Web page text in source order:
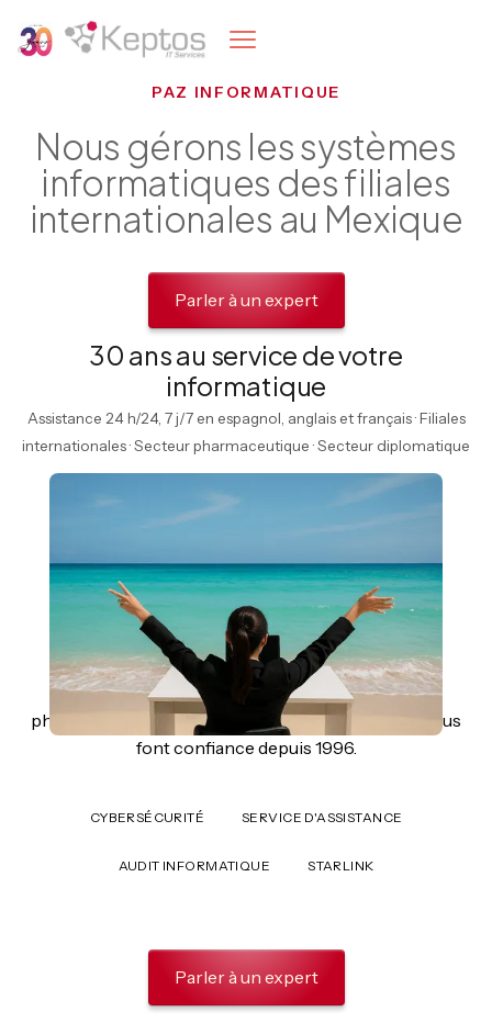
PAZ INFORMATIQUE
Nous gérons les systèmes
informatiques des filiales
internationales au Mexique
Parler à un expert
30 ans au service de votre
informatique
Assistance 24 h/24, 7 j/7 en espagnol, anglais et français · Filiales
internationales · Secteur pharmaceutique · Secteur diplomatique
Des filiales européennes, des laboratoires
pharmaceutiques et des missions diplomatiques nous
font confiance depuis 1996.
CYBERSÉCURITÉ SERVICE D'ASSISTANCE
AUDIT INFORMATIQUE STARLINK
Parler à un expert